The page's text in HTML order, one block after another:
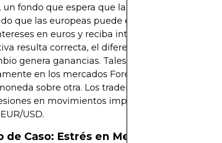
fondo que espera que las tasas de los EE.UU.
que las europeas puede estructurar un swap
en euros y reciba intereses en dólares. Si
resulta correcta, el diferencial se amplía y el
genera ganancias. Tales posiciones pueden
en los mercados Forex al amplificar la
sobre otra. Los traders observantes
en movimientos impulsados por swaps
USD.
de Caso: Estrés en Mercados